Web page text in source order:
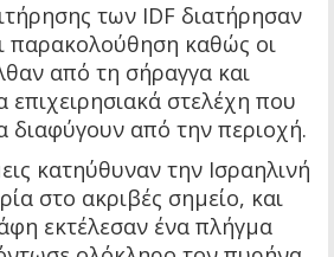
των IDF διατήρησαν
παρακολούθηση καθώς οι
από τη σήραγγα και
στελέχη που
από την περιοχή.
κατηύθυναν την Ισραηλινή
στο ακριβές σημείο, και
εκτέλεσαν ένα πλήγμα